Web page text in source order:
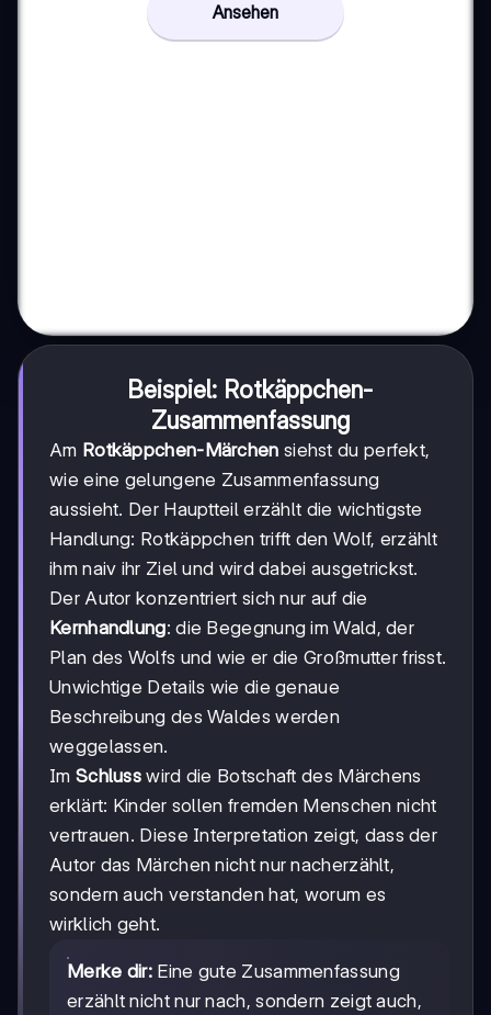
Ansehen
Beispiel: Rotkäppchen-
Zusammenfassung
Am Rotkäppchen-Märchen siehst du perfekt,
wie eine gelungene Zusammenfassung
aussieht. Der Hauptteil erzählt die wichtigste
Handlung: Rotkäppchen trifft den Wolf, erzählt
ihm naiv ihr Ziel und wird dabei ausgetrickst.
Der Autor konzentriert sich nur auf die
Kernhandlung: die Begegnung im Wald, der
Plan des Wolfs und wie er die Großmutter frisst.
Unwichtige Details wie die genaue
Beschreibung des Waldes werden
weggelassen.
Im Schluss wird die Botschaft des Märchens
erklärt: Kinder sollen fremden Menschen nicht
vertrauen. Diese Interpretation zeigt, dass der
Autor das Märchen nicht nur nacherzählt,
sondern auch verstanden hat, worum es
wirklich geht.
Merke dir: Eine gute Zusammenfassung
erzählt nicht nur nach, sondern zeigt auch,